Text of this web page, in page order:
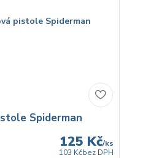
Spiderman
125 Kč/ks
103 Kčbez DPH